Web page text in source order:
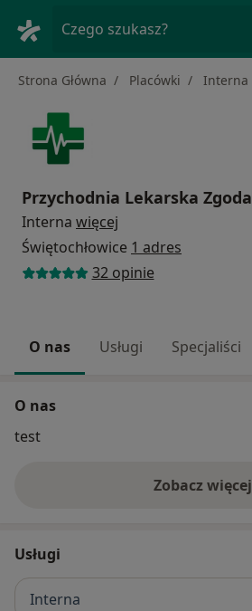
Czego szukasz?
Strona Główna Placówki Interna
Przychodnia Lekarska Zgoda
Interna więcej
Świętochłowice 1 adres
32 opinie
O nas Usługi Specjaliści
O nas
test
Zobacz więcej
Usługi
Interna